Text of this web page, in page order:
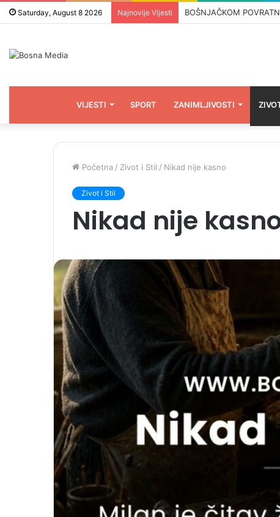
Saturday, August 8 2026 Najnovije Vijesti BOŠNJAČKOM
VIJESTI SPORT ZANIMLJIVOSTI
Početna / Zivot i Stil / Nikad nije kasno
Zivot i Stil
Nikad nije